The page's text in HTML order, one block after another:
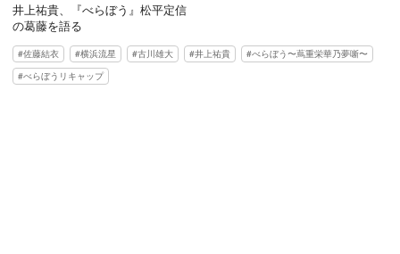
井上祐貴、『べらぼう』松平定信
の葛藤を語る
佐藤結衣 横浜流星 古川雄大 井上祐貴
べらぼう〜蔦重栄華乃夢噺〜
べらぼうリキャップ